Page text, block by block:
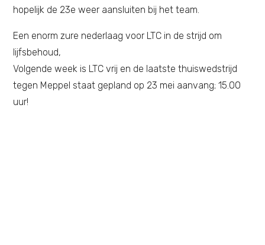
hopelijk de 23e weer aansluiten bij het team.
Een enorm zure nederlaag voor LTC in de strijd om
lijfsbehoud,
Volgende week is LTC vrij en de laatste thuiswedstrijd
tegen Meppel staat gepland op 23 mei aanvang; 15.00
uur!